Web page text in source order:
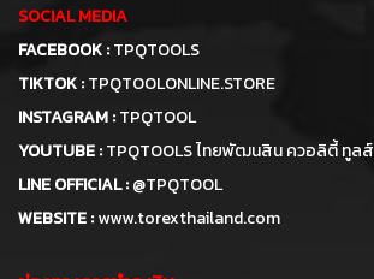
SOCIAL MEDIA
FACEBOOK :TPQTOOLS
TIKTOK :TPQTOOLONLINE.STORE
INSTAGRAM :TPQTOOL
YOUTUBE :TPQTOOLS ไทยพัฒนสิน ควอลิตี้ ทูลส์
LINE OFFICIAL :@TPQTOOL
WEBSITE :www.torexthailand.com